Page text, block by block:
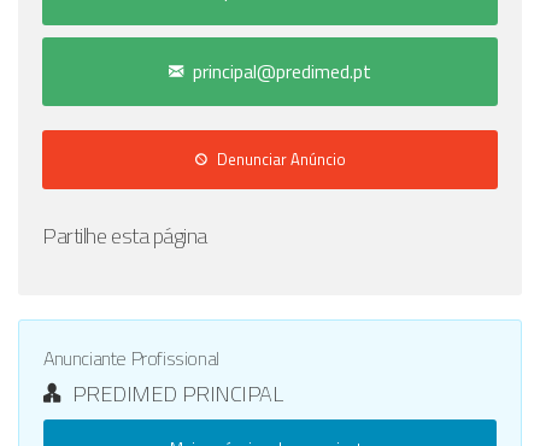
principal@predimed.pt
Denunciar Anúncio
Partilhe esta página
Anunciante Profissional
PREDIMED PRINCIPAL